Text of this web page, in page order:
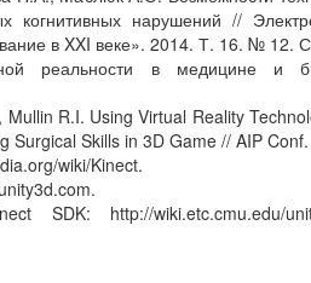
когнитивных нарушений //
в XXI веке». 2014. Т. 16. № 12.
реальности в медицине и
R.I. Using Virtual Reality
Surgical Skills in 3D Game // AIP
wiki/Kinect.
SDK: http://wiki.etc.cmu.edu/